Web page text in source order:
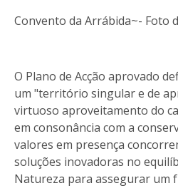
Convento da Arrábida~- Foto
O Plano de Acção aprovado
um "território singular e de
virtuoso aproveitamento do
em consonância com a
valores em presença
soluções inovadoras no
Natureza para assegurar um